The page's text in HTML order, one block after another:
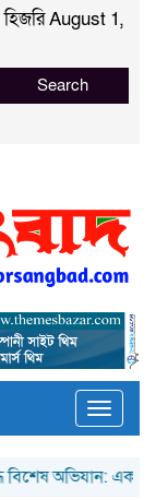
August 1,
Search
Toggle
একাধিক